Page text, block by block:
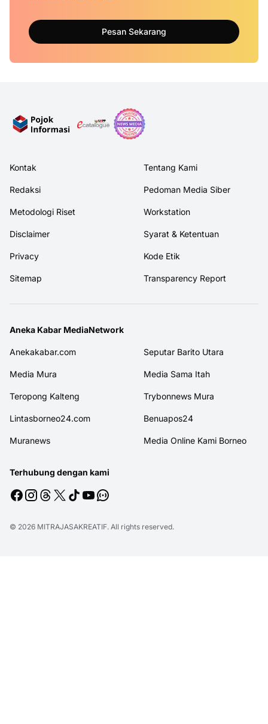
Pesan Sekarang
Kontak Tentang Kami
Redaksi Pedoman Media Siber
Metodologi Riset Workstation
Disclaimer Syarat & Ketentuan
Privacy Kode Etik
Sitemap Transparency Report
Aneka Kabar MediaNetwork
Anekakabar.com Seputar Barito Utara
Media Mura Media Sama Itah
Teropong Kalteng Trybonnews Mura
Lintasborneo24.com Benuapos24
Muranews Media Online Kami Borneo
Terhubung dengan kami
© 2026 MITRAJASAKREATIF. All rights reserved.